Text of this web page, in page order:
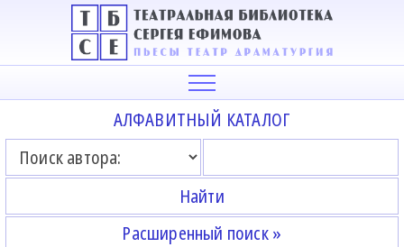
АЛФАВИТНЫЙ КАТАЛОГ
Расширенный поиск »